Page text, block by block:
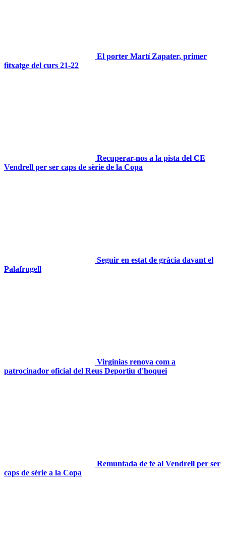
El porter Martí Zapater, primer
fitxatge del curs 21-22
Recuperar-nos a la pista del CE
Vendrell per ser caps de sèrie de la Copa
Seguir en estat de gràcia davant el
Palafrugell
Virginias renova com a
patrocinador oficial del Reus Deportiu d'hoquei
Remuntada de fe al Vendrell per ser
caps de sèrie a la Copa